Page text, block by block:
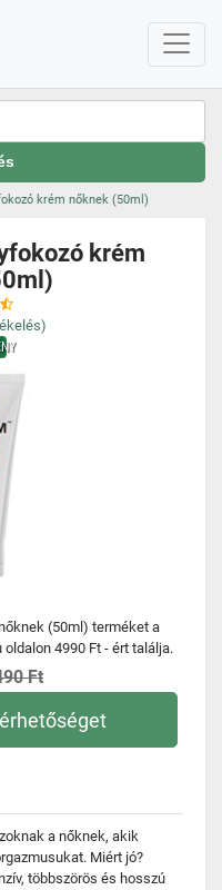
krém nőknek (50ml)
krém
(50ml) terméket a
4990 Ft - ért találja.
Ft
a nőknek, akik
Miért jó?
többszörös és hosszú